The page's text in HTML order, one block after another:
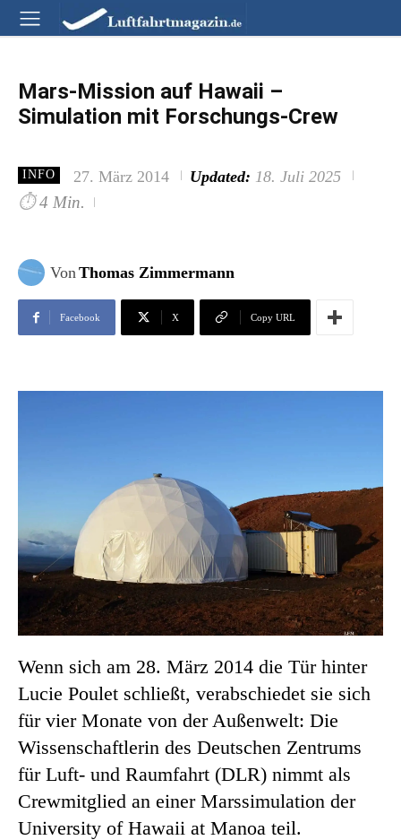
Mars-Mission auf Hawaii –
Simulation mit Forschungs-Crew
INFO 27. März 2014 Updated: 18. Juli 2025
⏱ 4 Min.
VonThomas Zimmermann
Facebook X Copy URL
Wenn sich am 28. März 2014 die Tür hinter
Lucie Poulet schließt, verabschiedet sie sich
für vier Monate von der Außenwelt: Die
Wissenschaftlerin des Deutschen Zentrums
für Luft- und Raumfahrt (DLR) nimmt als
Crewmitglied an einer Marssimulation der
University of Hawaii at Manoa teil.